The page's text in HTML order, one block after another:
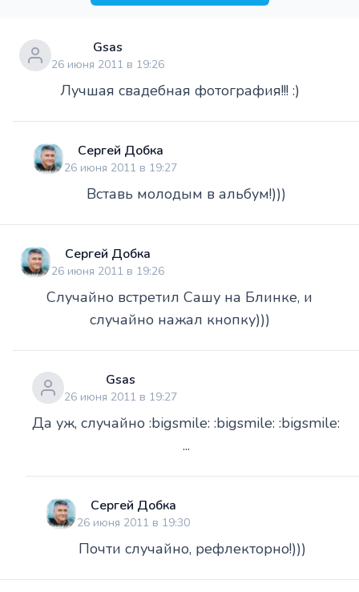
Gsas
26 июня 2011 в 19:26
Лучшая свадебная фотография!!! :)
Сергей Добка
26 июня 2011 в 19:27
Вставь молодым в альбум!)))
Сергей Добка
26 июня 2011 в 19:26
Случайно встретил Сашу на Блинке, и
случайно нажал кнопку)))
Gsas
26 июня 2011 в 19:27
Да уж, случайно :bigsmile: :bigsmile: :bigsmile:
...
Сергей Добка
26 июня 2011 в 19:30
Почти случайно, рефлекторно!)))